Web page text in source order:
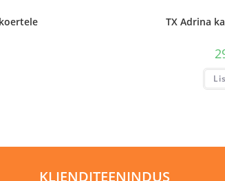
TX Adrina
KLIENDITEENINDUS